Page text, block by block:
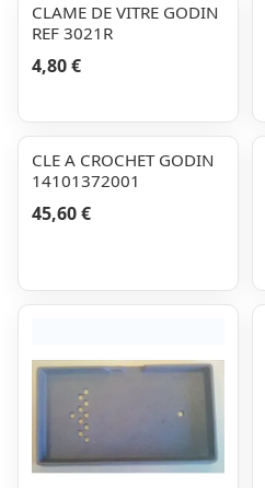
CLAME DE VITRE GODIN
REF 3021R
4,80 €
CLE A CROCHET GODIN
14101372001
45,60 €